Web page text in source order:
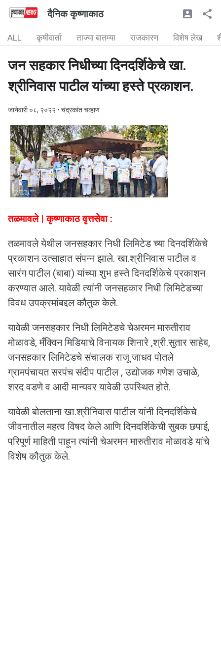
दैनिक कृष्णाकाठ
ALL कृषीवार्ता ताज्या बातम्या राजकारण विशेष लेख
जन सहकार निधीच्या दिनदर्शिकेचे खा.
श्रीनिवास पाटील यांच्या हस्ते प्रकाशन.
जानेवारी ०८, २०२२ • चंद्रकांत चव्हाण
तळमावले | कृष्णाकाठ वृत्तसेवा :
तळमावले येथील जनसहकार निधी लिमिटेड च्या दिनदर्शिकेचे
प्रकाशन उत्साहात संपन्न झाले. खा.श्रीनिवास पाटील व
सारंग पाटील (बाबा) यांच्या शुभ हस्ते दिनदर्शिकेचे प्रकाशन
करण्यात आले. यावेळी त्यांनी जनसहकार निधी लिमिटेडच्या
विवध उपक्रमांबद्दल कौतुक केले.
यावेळी जनसहकार निधी लिमिटेडचे चेअरमन मारुतीराव
मोळावडे, मँक्विन मिडियाचे विनायक शिनारे ,श्री.सुतार साहेब,
जनसहकार लिमिटेडचे संचालक राजू जाधव पोतले
ग्रामपंचायत सरपंच संदीप पाटील , उद्योजक गणेश उचाळे,
शरद वडणे व आदी मान्यवर यावेळी उपस्थित होते.
यावेळी बोलताना खा.श्रीनिवास पाटील यांनी दिनदर्शिकेचे
जीवनातील महत्व विषद केले आणि दिनदर्शिकेची सुबक छपाई,
परिपूर्ण माहिती पाहून त्यांनी चेअरमन मारुतीराव मोळावडे यांचे
विशेष कौतुक केले.